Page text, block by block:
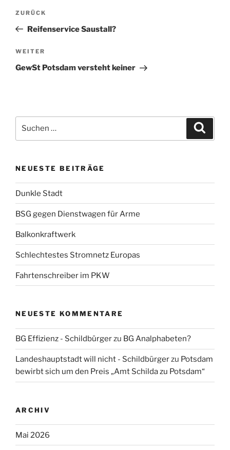
Beitragsnavigation
Vorheriger
Beitrag
ZURÜCK
Reifenservice Saustall?
Nächster
Beitrag
WEITER
GewSt Potsdam versteht keiner
nach:
NEUESTE BEITRÄGE
Dunkle Stadt
BSG gegen Dienstwagen für Arme
Balkonkraftwerk
Schlechtestes Stromnetz Europas
Fahrtenschreiber im PKW
NEUESTE KOMMENTARE
BG Effizienz - Schildbürgerzu BG Analphabeten?
Landeshauptstadt will nicht - Schildbürgerzu Potsdam
bewirbt sich um den Preis „Amt Schilda zu Potsdam“
ARCHIV
Mai 2026